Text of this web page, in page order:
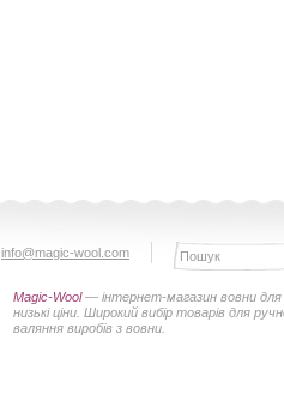
info@magic-wool.com
Magic-Wool— інтернет-магазин вовни
низькі ціни. Широкий вибір товарів для
валяння виробів з вовни.